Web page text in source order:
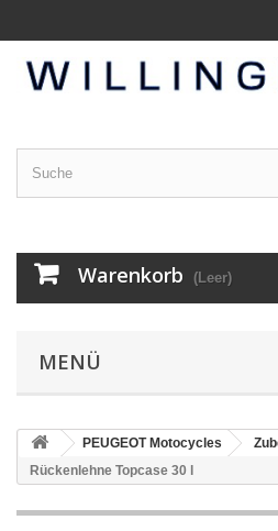
Warenkorb (Leer)
MENÜ
PEUGEOT Motocycles
Rückenlehne Topcase 30 l